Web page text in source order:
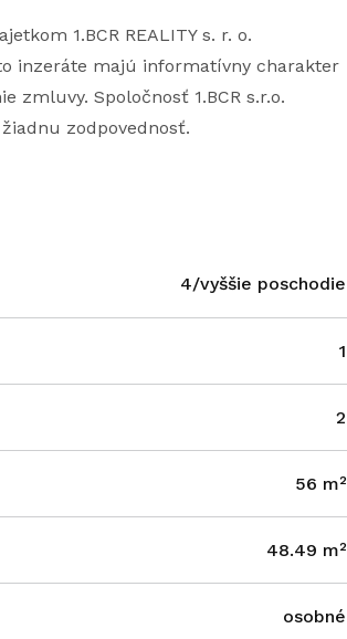
1.BCR REALITY s. r. o.
inzeráte majú informatívny charakter
zmluvy. Spoločnosť 1.BCR s.r.o.
zodpovednosť.
4/vyššie poschodie
1
2
56 m²
48.49 m²
osobné